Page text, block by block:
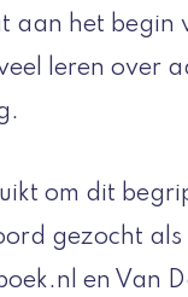
aan het begin
leren over
om dit
gezocht
en Van